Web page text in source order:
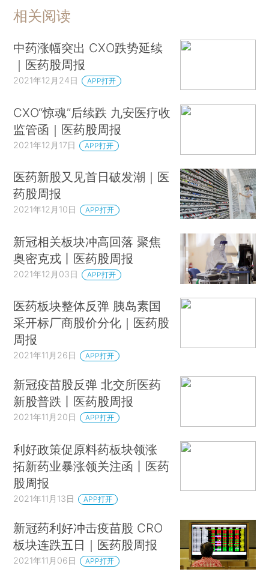
相关阅读
中药涨幅突出 CXO跌势延续
｜医药股周报
2021年12月24日 APP打开
CXO“惊魂”后续跌 九安医疗收
监管函｜医药股周报
2021年12月17日 APP打开
医药新股又见首日破发潮｜医
药股周报
2021年12月10日 APP打开
新冠相关板块冲高回落 聚焦
奥密克戎丨医药股周报
2021年12月03日 APP打开
医药板块整体反弹 胰岛素国
采开标厂商股价分化｜医药股
周报
2021年11月26日 APP打开
新冠疫苗股反弹 北交所医药
新股普跌丨医药股周报
2021年11月20日 APP打开
利好政策促原料药板块领涨
拓新药业暴涨领关注函丨医药
股周报
2021年11月13日 APP打开
新冠药利好冲击疫苗股 CRO
板块连跌五日｜医药股周报
2021年11月06日 APP打开